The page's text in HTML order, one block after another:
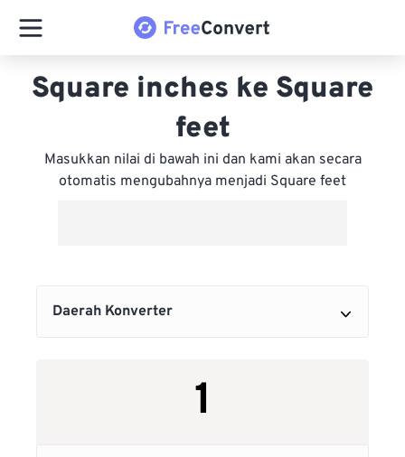
Square inches ke Square
feet
Masukkan nilai di bawah ini dan kami akan secara
otomatis mengubahnya menjadi Square feet